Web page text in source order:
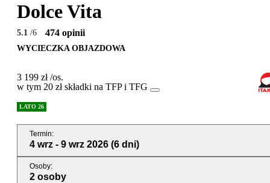
Dolce Vita
5.1 /6 474 opinii
WYCIECZKA OBJAZDOWA
3 199 zł/os.
w tym 20 zł składki na TFP i TFG
LATO 26
Termin:
4 wrz - 9 wrz 2026 (6 dni)
Osoby:
2 osoby